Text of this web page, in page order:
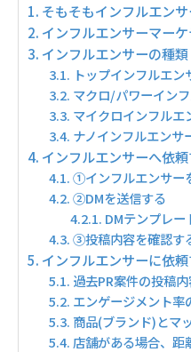
そもそもインフルエン
インフルエンサーマー
インフルエンサーの種類
トップインフルエン
マクロ/パワーイン
マイクロインフルエ
ナノインフルエンサ
インフルエンサーへ依
①インフルエンサー
②DMを送信する
DMテンプレー
③投稿内容を確認す
インフルエンサーに依
過去PR案件の投稿
エンゲージメント率
商品(ブランド)とマ
店舗がある場合、距